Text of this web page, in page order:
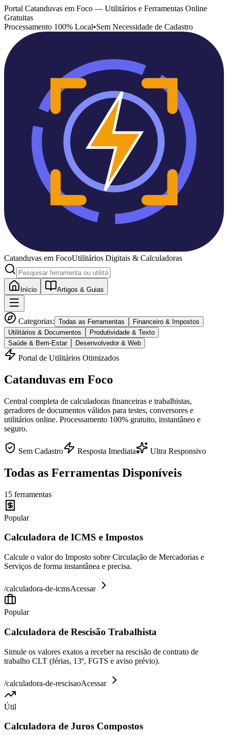
Portal Catanduvas em Foco — Utilitários e Ferramentas Online
Gratuitas
Processamento 100% Local•Sem Necessidade de Cadastro
Catanduvas em FocoUtilitários Digitais & Calculadoras
Início Artigos & Guias
Categorias: Todas as Ferramentas
Financeiro & Impostos
Utilitários & Documentos
Produtividade & Texto
Saúde & Bem-Estar
Desenvolvedor & Web
Portal de Utilitários Otimizados
Catanduvas em Foco
Central completa de calculadoras financeiras e trabalhistas,
geradores de documentos válidos para testes, conversores e
utilitários online. Processamento 100% gratuito, instantâneo e
seguro.
Sem Cadastro Resposta Imediata Ultra Responsivo
Todas as Ferramentas Disponíveis
15 ferramentas
Popular
Calculadora de ICMS e Impostos
Calcule o valor do Imposto sobre Circulação de Mercadorias e
Serviços de forma instantânea e precisa.
/calculadora-de-icmsAcessar
Popular
Calculadora de Rescisão Trabalhista
Simule os valores exatos a receber na rescisão de contrato de
trabalho CLT (férias, 13º, FGTS e aviso prévio).
/calculadora-de-rescisaoAcessar
Útil
Calculadora de Juros Compostos